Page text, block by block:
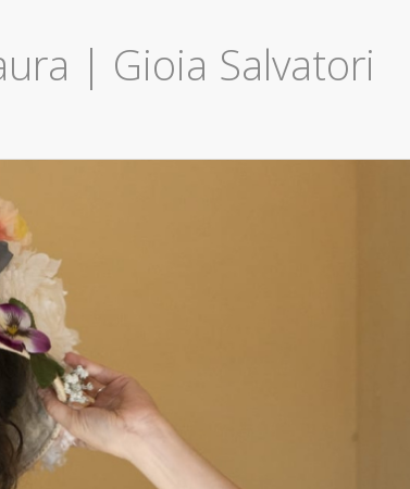
| Gioia Salvatori